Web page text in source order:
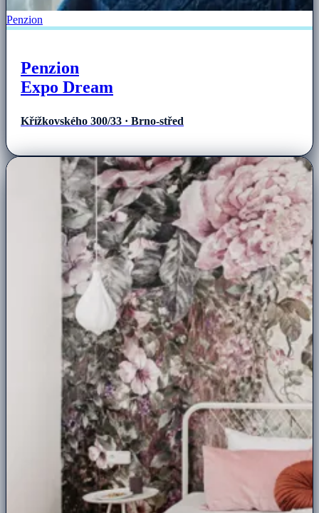
Penzion
Penzion
Expo Dream
Křížkovského 300/33 · Brno-střed